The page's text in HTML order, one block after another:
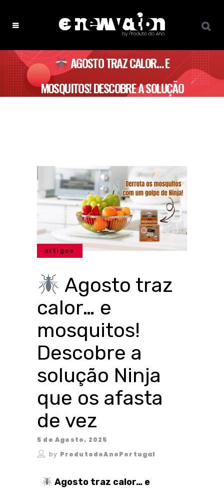
AGOSTO TRAZ CALOR… E
MOSQUITOS! DESCOBRE A SOLUÇÃO
artigos
Agosto traz
calor… e
mosquitos!
Descobre a
solução Ninja
que os afasta
de vez
5 de Agosto, 2025
by ProdutodoAnoPortugal
Agosto traz calor… e